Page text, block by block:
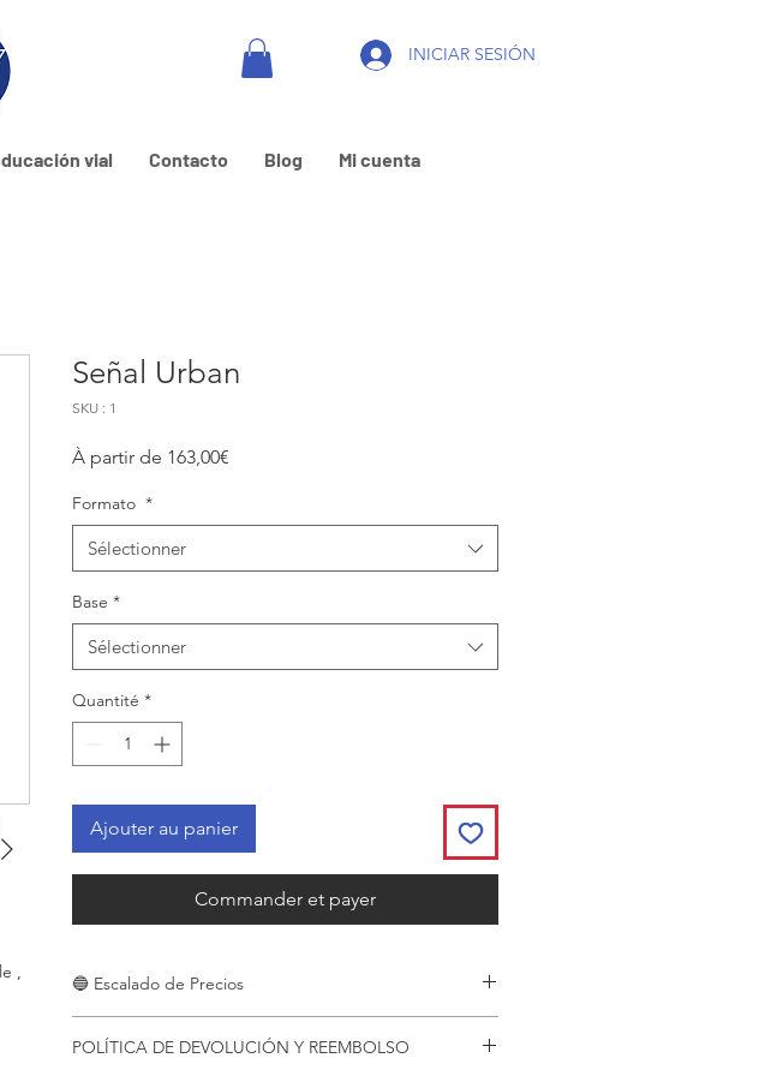
INICIAR SESIÓN
vial Contacto Blog Mi cuenta
,
Señal Urban
SKU : 1
À partir de 163,00€
Formato *
Sélectionner
Base *
Sélectionner
Quantité *
Ajouter au panier
Commander et payer
🔵 Escalado de Precios
precios.
POLÍTICA DE DEVOLUCIÓN Y REEMBOLSO